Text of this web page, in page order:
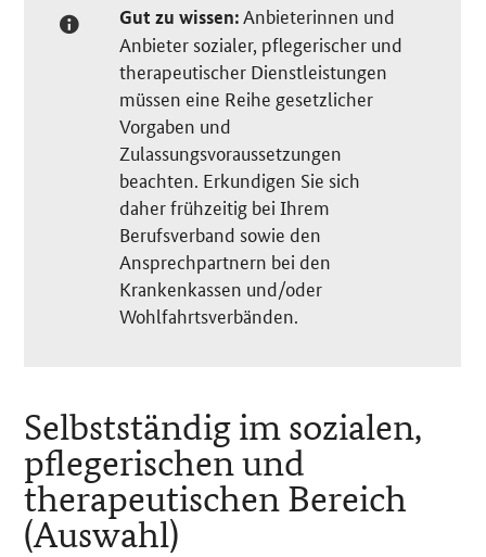
Gut zu wissen: Anbieterinnen und
Anbieter sozialer, pflegerischer und
therapeutischer Dienstleistungen
müssen eine Reihe gesetzlicher
Vorgaben und
Zulassungsvoraussetzungen
beachten. Erkundigen Sie sich
daher frühzeitig bei Ihrem
Berufsverband sowie den
Ansprechpartnern bei den
Krankenkassen und/oder
Wohlfahrtsverbänden.
Selbstständig im sozialen,
pflegerischen und
therapeutischen Bereich
(Auswahl)